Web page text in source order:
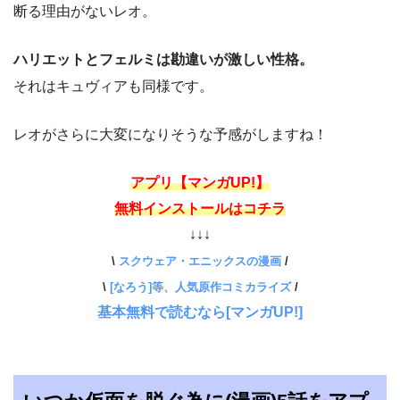
断る理由がないレオ。
ハリエットとフェルミは勘違いが激しい性格。
それはキュヴィアも同様です。
レオがさらに大変になりそうな予感がしますね！
アプリ【マンガUP!】
無料インストールはコチラ
↓↓↓
\ スクウェア・エニックスの漫画 /
\ [なろう]等、人気原作コミカライズ/
基本無料で読むなら[マンガUP!]